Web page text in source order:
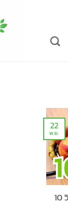
10
22
พ.ย.